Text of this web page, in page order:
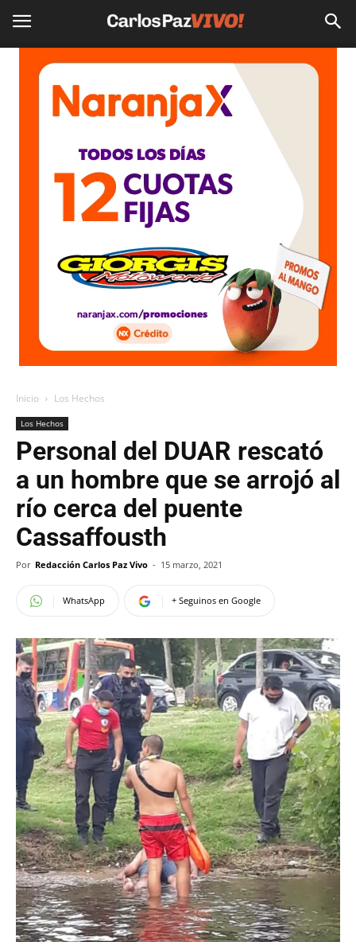
Inicio Los Hechos
Los Hechos
Personal del DUAR rescató
a un hombre que se arrojó al
río cerca del puente
Cassaffousth
Por Redacción Carlos Paz Vivo - 15 marzo, 2021
WhatsApp + Seguinos en Google